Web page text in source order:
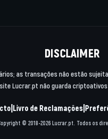
DISCLAIMER
as transações não estão
Lucrar.pt não guarda
| Livro de Reclamações|
© 2018-2026 Lucrar.pt. Todos os